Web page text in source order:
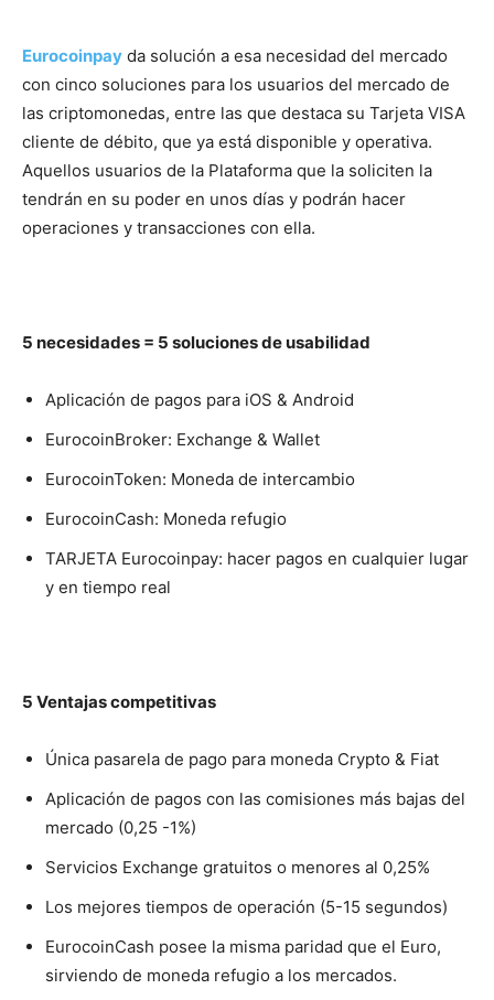
Eurocoinpay da solución a esa necesidad del mercado
con cinco soluciones para los usuarios del mercado de
las criptomonedas, entre las que destaca su Tarjeta VISA
cliente de débito, que ya está disponible y operativa.
Aquellos usuarios de la Plataforma que la soliciten la
tendrán en su poder en unos días y podrán hacer
operaciones y transacciones con ella.
5 necesidades = 5 soluciones de usabilidad
Aplicación de pagos para iOS & Android
EurocoinBroker: Exchange & Wallet
EurocoinToken: Moneda de intercambio
EurocoinCash: Moneda refugio
TARJETA Eurocoinpay: hacer pagos en cualquier lugar
y en tiempo real
5 Ventajas competitivas
Única pasarela de pago para moneda Crypto & Fiat
Aplicación de pagos con las comisiones más bajas del
mercado (0,25 -1%)
Servicios Exchange gratuitos o menores al 0,25%
Los mejores tiempos de operación (5-15 segundos)
EurocoinCash posee la misma paridad que el Euro,
sirviendo de moneda refugio a los mercados.